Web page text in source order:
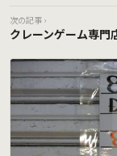
次の記事 ›
クレーンゲーム専門